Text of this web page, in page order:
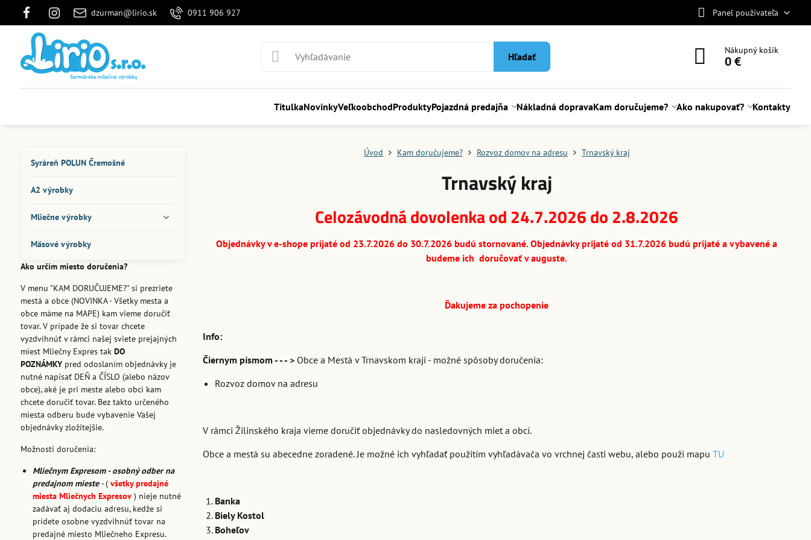
dzurman@lirio.sk 0911 906 927 Panel používateľa
Hľadať
Nákupný košík
0 €
TitulkaNovinkyVeľkoobchodProduktyPojazdná predajňa Nákladná dopravaKam doručujeme? Ako nakupovať? Kontakty
Úvod Kam doručujeme? Rozvoz domov na adresu Trnavský kraj
Trnavský kraj
Celozávodná dovolenka od 24.7.2026 do 2.8.2026
Objednávky v e-shope prijaté od 23.7.2026 do 30.7.2026 budú stornované. Objednávky prijaté od 31.7.2026 budú prijaté a vybavené a
budeme ich doručovať v auguste.
Ďakujeme za pochopenie
Info:
Čiernym písmom - - - > Obce a Mestá v Trnavskom kraji - možné spôsoby doručenia:
Rozvoz domov na adresu
V rámci Žilinského kraja vieme doručiť objednávky do nasledovných miet a obcí.
Obce a mestá su abecedne zoradené. Je možné ich vyhľadať použitím vyhľadávača vo vrchnej časti webu, alebo použi mapuTU
Banka
Biely Kostol
Boheľov
Syráreň POLUN Čremošné
A2 výrobky
Mliečne výrobky
Mäsové výrobky
Ako určím miesto doručenia?
V menu "KAM DORUČUJEME?" si prezriete
mestá a obce (NOVINKA - Všetky mesta a
obce máme na MAPE) kam vieme doručiť
tovar. V prípade že si tovar chcete
vyzdvihnúť v rámci našej sviete prejajných
miest Mliečny Expres tak DO
POZNÁMKYpred odoslaním objednávky je
nutné napísať DEŇ a ČÍSLO (alebo názov
obce), aké je pri meste alebo obci kam
chcete doručiť tovar. Bez takto určeného
miesta odberu bude vybavenie Vašej
objednávky zložitejšie.
Možnosti doručenia:
Mliečnym Expresom - osobný odber na
predajnom mieste-( všetky predajné
miesta Mliečnych Expresov ) nieje nutné
zadávať aj dodaciu adresu, kedže si
prídete osobne vyzdvihnúť tovar na
predajné miesto Mliečneho Expresu.